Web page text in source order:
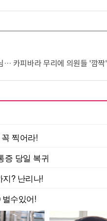
… 카피바라 무리에 의원들 '깜짝'